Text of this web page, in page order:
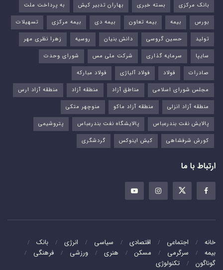
بانک مرکزی
بسته خبری بهاران تدبیر کیش
به پرداخت ملت
بورس‌
بیمه بیمه تعاون بیمه دی بیمه مرکزی
تسهیلات
تولید
حسین گروسی دانش بنیان روسیه
زهرا نظری مهر
سایپا
سرمایه گذاری شرکت ملی مس
شورای وحدت
صادرات
فولاد فولاد آلیاژی
فولاد مبارکه
مجلس شورای اسلامی
مناطق آزاد منطقه آزاد
منطقه آزاد ارس
منطقه آزاد انزلی
منطقه آزاد ماکو
منوچهر متکی
پالایش نفت بندرعباس
پالایشگاه نفت بندرعباس
پتروشیمی
کورش شرفشاهی
کیش اینوکس گردشگری
ارتباط با ما
خانه اجتماعی اقتصادی سیاسی انرژی
بانک
بیمه
سرگرمی مسکن هنری ورزشی
فرهنگی
گوناگون
تکنولوژی